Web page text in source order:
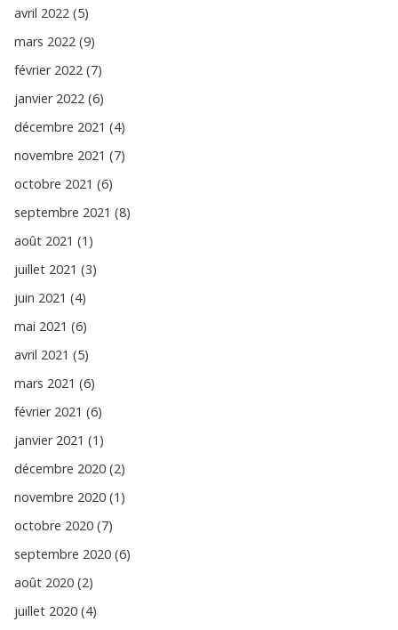
avril 2022 (5)
mars 2022 (9)
février 2022 (7)
janvier 2022 (6)
décembre 2021 (4)
novembre 2021 (7)
octobre 2021 (6)
septembre 2021 (8)
août 2021 (1)
juillet 2021 (3)
juin 2021 (4)
mai 2021 (6)
avril 2021 (5)
mars 2021 (6)
février 2021 (6)
janvier 2021 (1)
décembre 2020 (2)
novembre 2020 (1)
octobre 2020 (7)
septembre 2020 (6)
août 2020 (2)
juillet 2020 (4)